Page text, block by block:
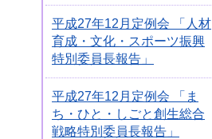
平成27年12月定例会 「人材
育成・文化・スポーツ振興
特別委員長報告」
平成27年12月定例会 「ま
ち・ひと・しごと創生総合
戦略特別委員長報告」